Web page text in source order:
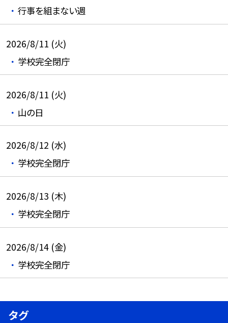
行事を組まない週
2026/8/11 (火)
学校完全閉庁
2026/8/11 (火)
山の日
2026/8/12 (水)
学校完全閉庁
2026/8/13 (木)
学校完全閉庁
2026/8/14 (金)
学校完全閉庁
タグ